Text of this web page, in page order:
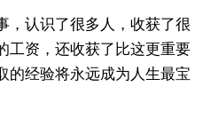
，认识了很多人，收获了很
工资，还收获了比这更重要
的经验将永远成为人生最宝